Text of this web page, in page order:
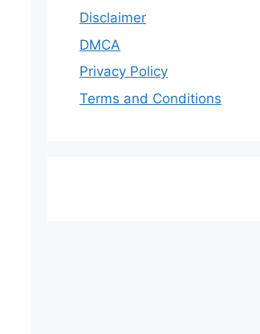
Disclaimer
DMCA
Privacy Policy
Terms and Conditions